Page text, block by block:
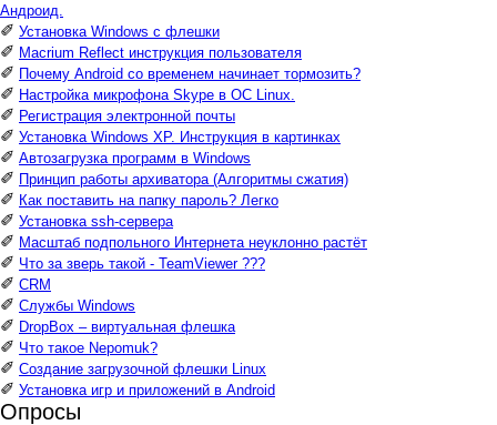
Андроид.
✐ Установка Windows с флешки
✐ Macrium Reflect инструкция пользователя
✐ Почему Android со временем начинает тормозить?
✐ Настройка микрофона Skype в ОС Linux.
✐ Регистрация электронной почты
✐ Установка Windows XP. Инструкция в картинках
✐ Автозагрузка программ в Windows
✐ Принцип работы архиватора (Алгоритмы сжатия)
✐ Как поставить на папку пароль? Легко
✐ Установка ssh-сервера
✐ Масштаб подпольного Интернета неуклонно растёт
✐ Что за зверь такой - TeamViewer ???
✐ CRM
✐ Службы Windows
✐ DropBox – виртуальная флешка
✐ Что такое Nepomuk?
✐ Создание загрузочной флешки Linux
✐ Установка игр и приложений в Android
Опросы